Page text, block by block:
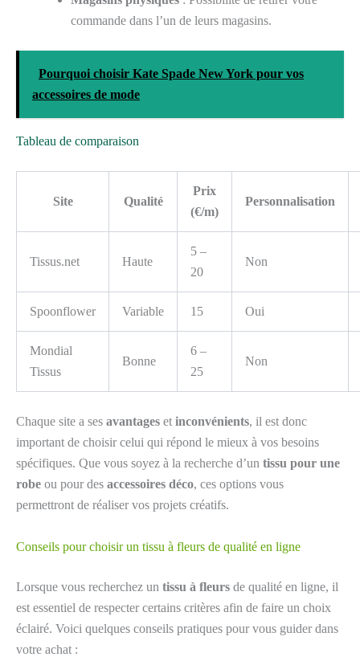
commande dans l’un de leurs magasins.
Pourquoi choisir Kate Spade New York pour vos
accessoires de mode
Tableau de comparaison
Site Qualité
Prix
(€/m)
Personnalisation
Tissus.net Haute
5 –
20
Non
Spoonflower Variable 15 Oui
Mondial
Tissus
Bonne
6 –
25
Non
Chaque site a ses avantages et inconvénients, il est donc
important de choisir celui qui répond le mieux à vos besoins
spécifiques. Que vous soyez à la recherche d’un tissu pour une
robe ou pour des accessoires déco, ces options vous
permettront de réaliser vos projets créatifs.
Conseils pour choisir un tissu à fleurs de qualité en ligne
Lorsque vous recherchez un tissu à fleurs de qualité en ligne, il
est essentiel de respecter certains critères afin de faire un choix
éclairé. Voici quelques conseils pratiques pour vous guider dans
votre achat :